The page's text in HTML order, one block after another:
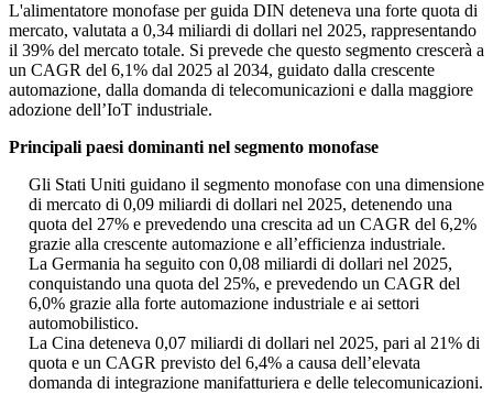
L'alimentatore monofase per guida DIN deteneva una forte quota di
mercato, valutata a 0,34 miliardi di dollari nel 2025, rappresentando
il 39% del mercato totale. Si prevede che questo segmento crescerà a
un CAGR del 6,1% dal 2025 al 2034, guidato dalla crescente
automazione, dalla domanda di telecomunicazioni e dalla maggiore
adozione dell’IoT industriale.
Principali paesi dominanti nel segmento monofase
Gli Stati Uniti guidano il segmento monofase con una dimensione
di mercato di 0,09 miliardi di dollari nel 2025, detenendo una
quota del 27% e prevedendo una crescita ad un CAGR del 6,2%
grazie alla crescente automazione e all’efficienza industriale.
La Germania ha seguito con 0,08 miliardi di dollari nel 2025,
conquistando una quota del 25%, e prevedendo un CAGR del
6,0% grazie alla forte automazione industriale e ai settori
automobilistico.
La Cina deteneva 0,07 miliardi di dollari nel 2025, pari al 21% di
quota e un CAGR previsto del 6,4% a causa dell’elevata
domanda di integrazione manifatturiera e delle telecomunicazioni.